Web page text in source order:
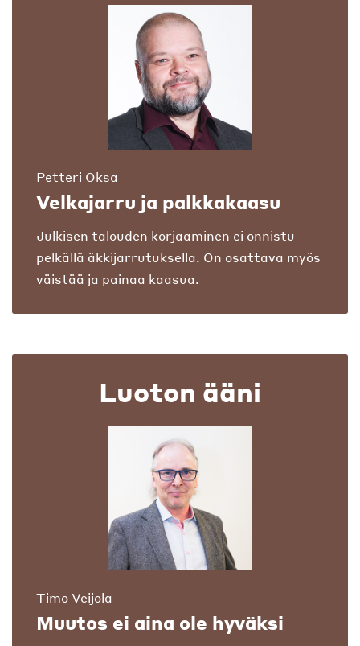
Petteri Oksa
Velkajarru ja palkkakaasu
Julkisen talouden korjaaminen ei onnistu
pelkällä äkkijarrutuksella. On osattava myös
väistää ja painaa kaasua.
Luoton ääni
Timo Veijola
Muutos ei aina ole hyväksi